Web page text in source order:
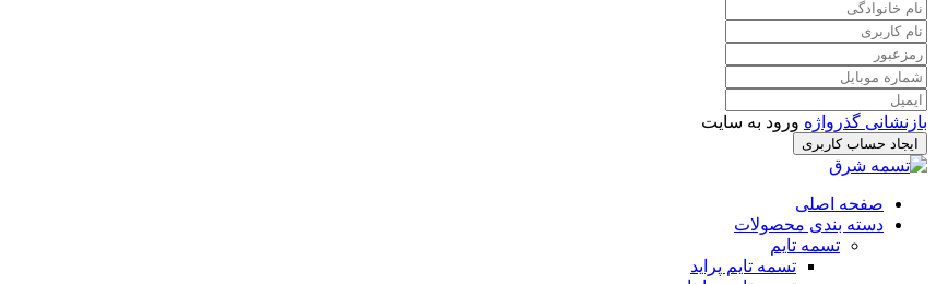
بازنشانی گذرواژه ورود به سایت
ایجاد حساب کاربری
صفحه اصلی
دسته بندی محصولات
تسمه تایم
تسمه تایم پراید